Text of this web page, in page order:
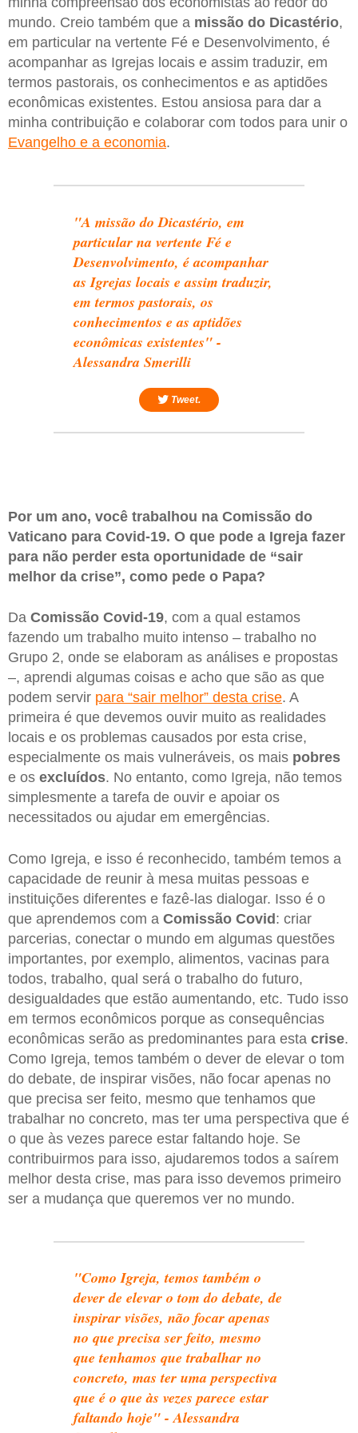
mundo. Creio também que a missão do Dicastério,
em particular na vertente Fé e Desenvolvimento, é
acompanhar as Igrejas locais e assim traduzir, em
termos pastorais, os conhecimentos e as aptidões
econômicas existentes. Estou ansiosa para dar a
minha contribuição e colaborar com todos para unir o
Evangelho e a economia.
"A missão do Dicastério, em
particular na vertente Fé e
Desenvolvimento, é acompanhar
as Igrejas locais e assim traduzir,
em termos pastorais, os
conhecimentos e as aptidões
econômicas existentes" -
Alessandra Smerilli
Tweet.
Por um ano, você trabalhou na Comissão do
Vaticano para Covid-19. O que pode a Igreja fazer
para não perder esta oportunidade de “sair
melhor da crise”, como pede o Papa?
Da Comissão Covid-19, com a qual estamos
fazendo um trabalho muito intenso – trabalho no
Grupo 2, onde se elaboram as análises e propostas
–, aprendi algumas coisas e acho que são as que
podem servir para “sair melhor” desta crise. A
primeira é que devemos ouvir muito as realidades
locais e os problemas causados por esta crise,
especialmente os mais vulneráveis, os mais pobres
e os excluídos. No entanto, como Igreja, não temos
simplesmente a tarefa de ouvir e apoiar os
necessitados ou ajudar em emergências.
Como Igreja, e isso é reconhecido, também temos a
capacidade de reunir à mesa muitas pessoas e
instituições diferentes e fazê-las dialogar. Isso é o
que aprendemos com a Comissão Covid: criar
parcerias, conectar o mundo em algumas questões
importantes, por exemplo, alimentos, vacinas para
todos, trabalho, qual será o trabalho do futuro,
desigualdades que estão aumentando, etc. Tudo isso
em termos econômicos porque as consequências
econômicas serão as predominantes para esta crise.
Como Igreja, temos também o dever de elevar o tom
do debate, de inspirar visões, não focar apenas no
que precisa ser feito, mesmo que tenhamos que
trabalhar no concreto, mas ter uma perspectiva que é
o que às vezes parece estar faltando hoje. Se
contribuirmos para isso, ajudaremos todos a saírem
melhor desta crise, mas para isso devemos primeiro
ser a mudança que queremos ver no mundo.
"Como Igreja, temos também o
dever de elevar o tom do debate, de
inspirar visões, não focar apenas
no que precisa ser feito, mesmo
que tenhamos que trabalhar no
concreto, mas ter uma perspectiva
que é o que às vezes parece estar
faltando hoje" - Alessandra